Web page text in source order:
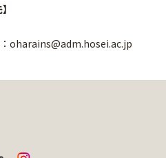
oharains@adm.hosei.ac.jp